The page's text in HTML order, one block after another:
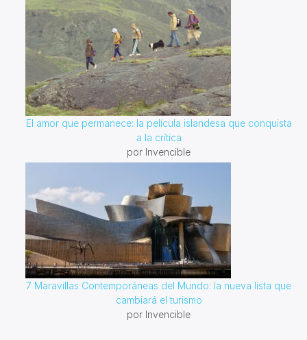
El amor que permanece: la película islandesa que conquista
a la crítica
por Invencible
7 Maravillas Contemporáneas del Mundo: la nueva lista que
cambiará el turismo
por Invencible